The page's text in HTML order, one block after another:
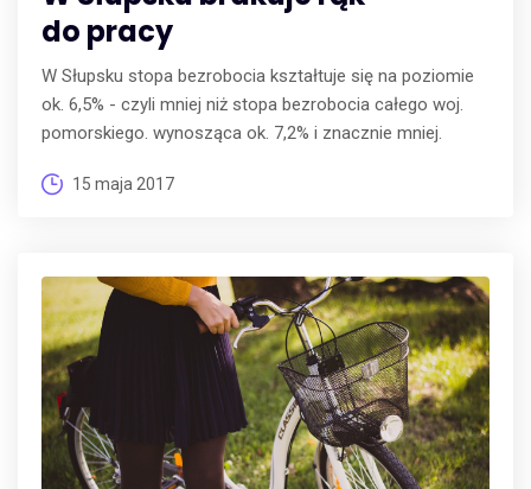
do pracy
W Słupsku stopa bezrobocia kształtuje się na poziomie
ok. 6,5% - czyli mniej niż stopa bezrobocia całego woj.
pomorskiego. wynosząca ok. 7,2% i znacznie mniej.
15 maja 2017